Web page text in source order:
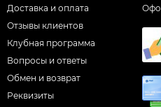
Доставка и оплата
Отзывы клиентов
Клубная программа
Вопросы и ответы
Обмен и возврат
Реквизиты